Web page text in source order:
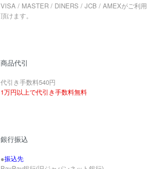
VISA / MASTER / DINERS / JCB / AMEXがご利用
頂けます。
商品代引
代引き手数料540円
1万円以上で代引き手数料無料
銀行振込
●振込先